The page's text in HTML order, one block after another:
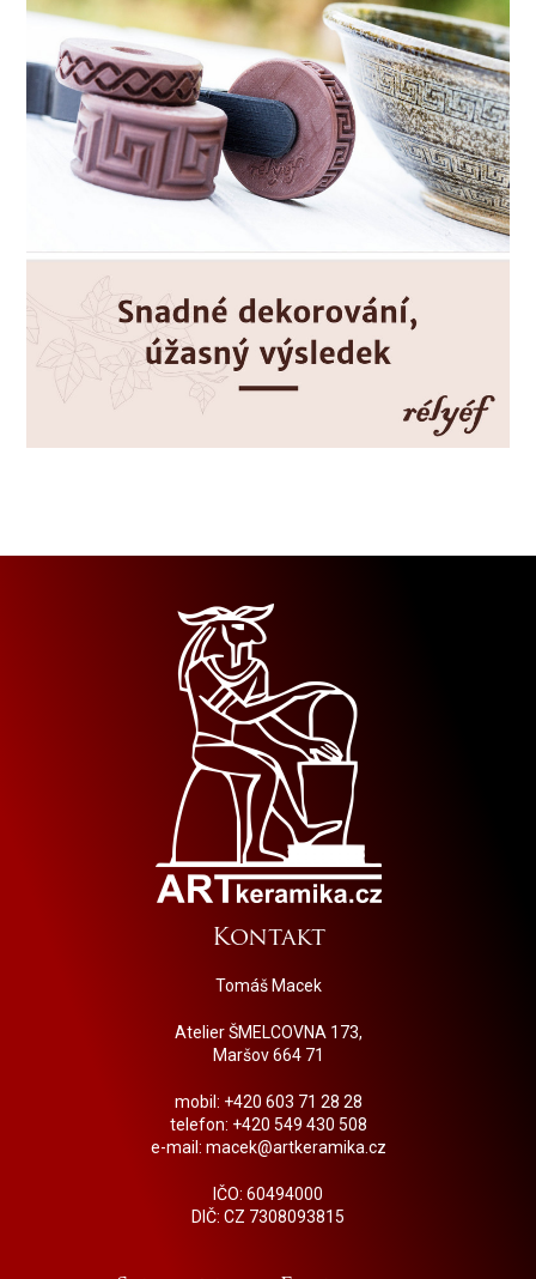
Kontakt
Tomáš Macek
Atelier ŠMELCOVNA 173,
Maršov 664 71
mobil: +420 603 71 28 28
telefon: +420 549 430 508
e-mail: macek@artkeramika.cz
IČO: 60494000
DIČ: CZ 7308093815